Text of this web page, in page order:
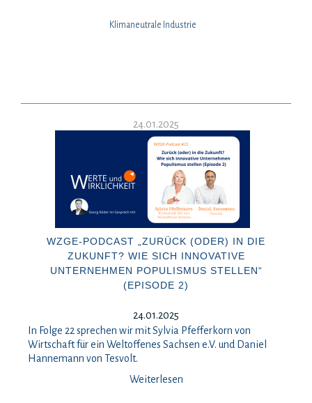
Klimaneutrale Industrie
24.01.2025
WZGE-PODCAST „ZURÜCK (ODER) IN DIE
ZUKUNFT? WIE SICH INNOVATIVE
UNTERNEHMEN POPULISMUS STELLEN“
(EPISODE 2)
24.01.2025
In Folge 22 sprechen wir mit Sylvia Pfefferkorn von
Wirtschaft für ein Weltoffenes Sachsen e.V. und Daniel
Hannemann von Tesvolt.
Weiterlesen